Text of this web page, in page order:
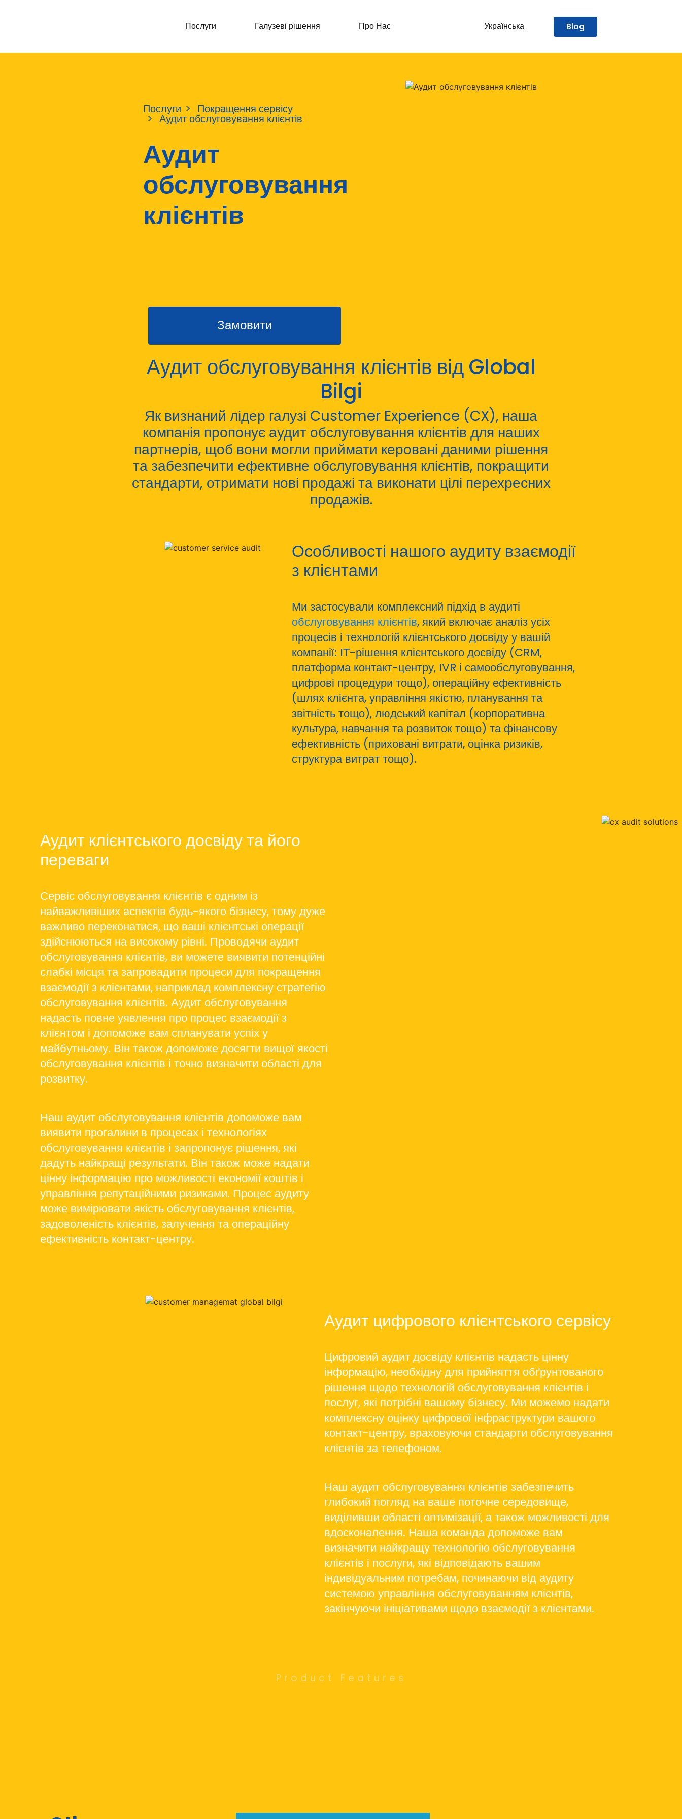
Послуги Галузеві рішення Про Нас Українська Blog
Послуги Покращення сервісу
Аудит обслуговування клієнтів
Аудит
обслуговування
клієнтів
Замовити
Аудит обслуговування клієнтів від Global
Bilgi
Як визнаний лідер галузі Customer Experience (CX), наша
компанія пропонує аудит обслуговування клієнтів для наших
партнерів, щоб вони могли приймати керовані даними рішення
та забезпечити ефективне обслуговування клієнтів, покращити
стандарти, отримати нові продажі та виконати цілі перехресних
продажів.
Особливості нашого аудиту взаємодії
з клієнтами
Ми застосували комплексний підхід в аудиті
обслуговування клієнтів, який включає аналіз усіх
процесів і технологій клієнтського досвіду у вашій
компанії: ІТ-рішення клієнтського досвіду (CRM,
платформа контакт-центру, IVR і самообслуговування,
цифрові процедури тощо), операційну ефективність
(шлях клієнта, управління якістю, планування та
звітність тощо), людський капітал (корпоративна
культура, навчання та розвиток тощо) та фінансову
ефективність (приховані витрати, оцінка ризиків,
структура витрат тощо).
Аудит клієнтського досвіду та його
переваги
Сервіс обслуговування клієнтів є одним із
найважливіших аспектів будь-якого бізнесу, тому дуже
важливо переконатися, що ваші клієнтські операції
здійснюються на високому рівні. Проводячи аудит
обслуговування клієнтів, ви можете виявити потенційні
слабкі місця та запровадити процеси для покращення
взаємодії з клієнтами, наприклад комплексну стратегію
обслуговування клієнтів. Аудит обслуговування
надасть повне уявлення про процес взаємодії з
клієнтом і допоможе вам спланувати успіх у
майбутньому. Він також допоможе досягти вищої якості
обслуговування клієнтів і точно визначити області для
розвитку.
Наш аудит обслуговування клієнтів допоможе вам
виявити прогалини в процесах і технологіях
обслуговування клієнтів і запропонує рішення, які
дадуть найкращі результати. Він також може надати
цінну інформацію про можливості економії коштів і
управління репутаційними ризиками. Процес аудиту
може вимірювати якість обслуговування клієнтів,
задоволеність клієнтів, залучення та операційну
ефективність контакт-центру.
Аудит цифрового клієнтського сервісу
Цифровий аудит досвіду клієнтів надасть цінну
інформацію, необхідну для прийняття обґрунтованого
рішення щодо технологій обслуговування клієнтів і
послуг, які потрібні вашому бізнесу. Ми можемо надати
комплексну оцінку цифрової інфраструктури вашого
контакт-центру, враховуючи стандарти обслуговування
клієнтів за телефоном.
Наш аудит обслуговування клієнтів забезпечить
глибокий погляд на ваше поточне середовище,
виділивши області оптимізації, а також можливості для
вдосконалення. Наша команда допоможе вам
визначити найкращу технологію обслуговування
клієнтів і послуги, які відповідають вашим
індивідуальним потребам, починаючи від аудиту
системою управління обслуговуванням клієнтів,
закінчуючи ініціативами щодо взаємодії з клієнтами.
Product Features